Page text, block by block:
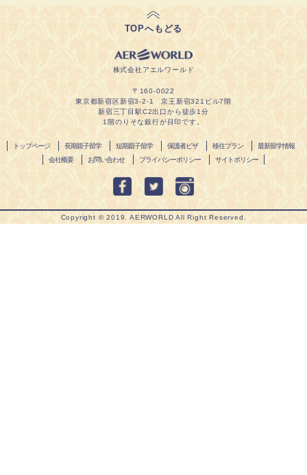
TOPへもどる
株式会社アエルワールド
〒160-0022
東京都新宿区新宿3-2-1 京王新宿321ビル7階
新宿三丁目駅C2出口から徒歩1分
1階のりそな銀行が目印です。
トップページ 長期親子留学 短期親子留学 保護者ビザ 移住プラン
最新留学情報
会社概要
お問い合わせ プライバシーポリシー サイトポリシー
Copyright ©︎ 2019. AERWORLD All Right Reserved.